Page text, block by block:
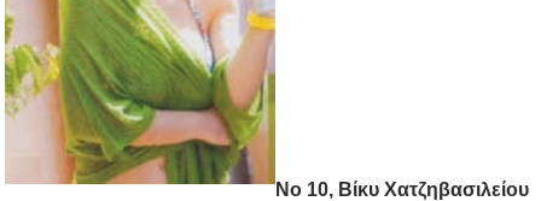
Νο 10, Βίκυ Χατζηβασιλείου